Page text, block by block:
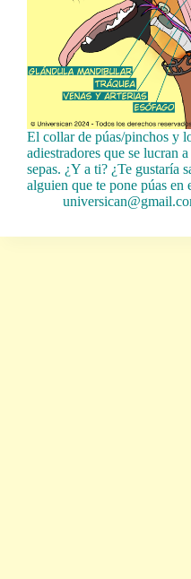
El collar de púas/pinchos y
adiestradores que se lucran
sepas. ¿Y a ti? ¿Te gustaría
alguien que te pone púas